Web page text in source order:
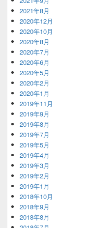
2021年8月
2020年12月
2020年10月
2020年8月
2020年7月
2020年6月
2020年5月
2020年2月
2020年1月
2019年11月
2019年9月
2019年8月
2019年7月
2019年5月
2019年4月
2019年3月
2019年2月
2019年1月
2018年10月
2018年9月
2018年8月